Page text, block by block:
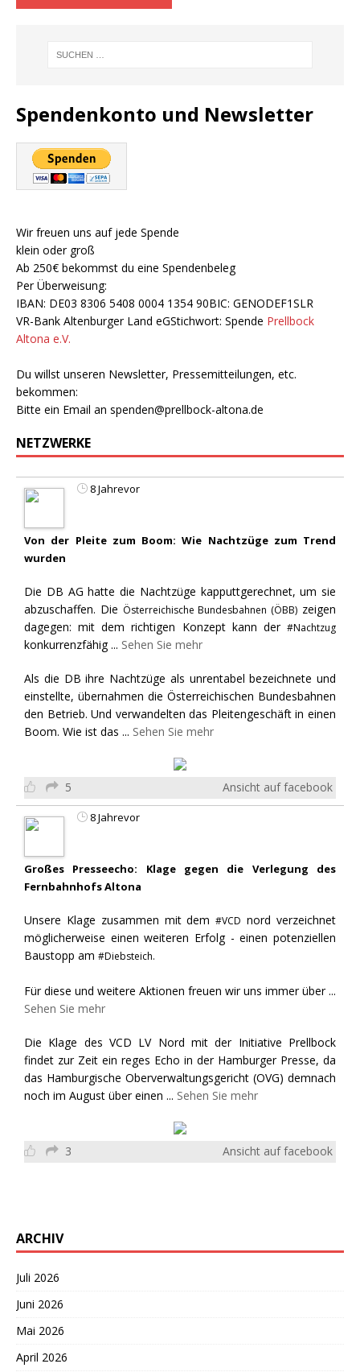
Spendenkonto und Newsletter
Wir freuen uns auf jede Spende
klein oder groß
Ab 250€ bekommst du eine Spendenbeleg
Per Überweisung:
IBAN: DE03 8306 5408 0004 1354 90BIC: GENODEF1SLR
VR-Bank Altenburger Land eGStichwort: Spende Prellbock
Altona e.V.
Du willst unseren Newsletter, Pressemitteilungen, etc.
bekommen:
Bitte ein Email an spenden@prellbock-altona.de
NETZWERKE
8 Jahrevor
Von der Pleite zum Boom: Wie Nachtzüge zum Trend
wurden
Die DB AG hatte die Nachtzüge kapputtgerechnet, um sie
abzuschaffen. Die Österreichische Bundesbahnen (ÖBB) zeigen
dagegen: mit dem richtigen Konzept kann der #Nachtzug
konkurrenzfähig ... Sehen Sie mehr
Als die DB ihre Nachtzüge als unrentabel bezeichnete und
einstellte, übernahmen die Österreichischen Bundesbahnen
den Betrieb. Und verwandelten das Pleitengeschäft in einen
Boom. Wie ist das ... Sehen Sie mehr
5 Ansicht auf facebook
8 Jahrevor
Großes Presseecho: Klage gegen die Verlegung des
Fernbahnhofs Altona
Unsere Klage zusammen mit dem#VCD nord verzeichnet
möglicherweise einen weiteren Erfolg - einen potenziellen
Baustopp am #Diebsteich.
Für diese und weitere Aktionen freuen wir uns immer über ...
Sehen Sie mehr
Die Klage des VCD LV Nord mit der Initiative Prellbock
findet zur Zeit ein reges Echo in der Hamburger Presse, da
das Hamburgische Oberverwaltungsgericht (OVG) demnach
noch im August über einen ... Sehen Sie mehr
3 Ansicht auf facebook
ARCHIV
Juli 2026
Juni 2026
Mai 2026
April 2026